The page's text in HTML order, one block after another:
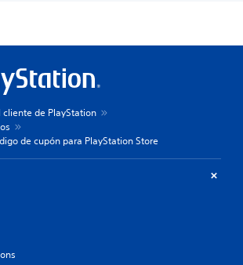
de PlayStation
de cupón para PlayStation Store